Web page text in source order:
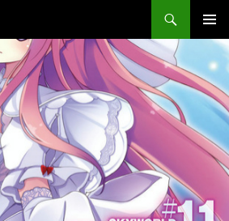
メインメ
ニュー